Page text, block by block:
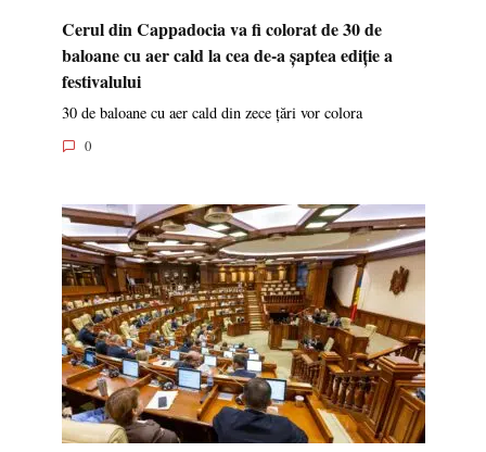
Cerul din Cappadocia va fi colorat de 30 de
baloane cu aer cald la cea de-a șaptea ediție a
festivalului
30 de baloane cu aer cald din zece țări vor colora
0